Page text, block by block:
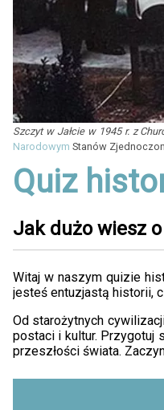
Szczyt w Jałcie w 1945 r. z
Narodowym Stanów
Quiz
Jak dużo wiesz
Witaj w naszym quizie
jesteś entuzjastą historii,
Od starożytnych
postaci i kultur. Przygotuj
przeszłości świata.